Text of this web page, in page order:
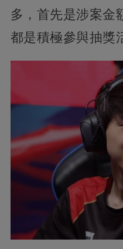
多，首先是涉案金
都是積極參與抽獎